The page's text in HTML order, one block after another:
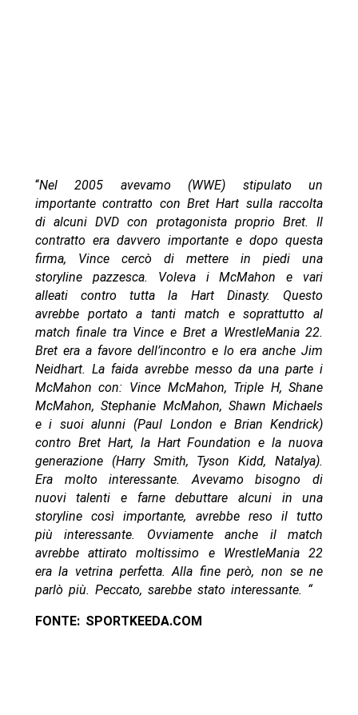
“Nel 2005 avevamo (WWE) stipulato un
importante contratto con Bret Hart sulla raccolta
di alcuni DVD con protagonista proprio Bret. Il
contratto era davvero importante e dopo questa
firma, Vince cercò di mettere in piedi una
storyline pazzesca. Voleva i McMahon e vari
alleati contro tutta la Hart Dinasty. Questo
avrebbe portato a tanti match e soprattutto al
match finale tra Vince e Bret a WrestleMania 22.
Bret era a favore dell’incontro e lo era anche Jim
Neidhart. La faida avrebbe messo da una parte i
McMahon con: Vince McMahon, Triple H, Shane
McMahon, Stephanie McMahon, Shawn Michaels
e i suoi alunni (Paul London e Brian Kendrick)
contro Bret Hart, la Hart Foundation e la nuova
generazione (Harry Smith, Tyson Kidd, Natalya).
Era molto interessante. Avevamo bisogno di
nuovi talenti e farne debuttare alcuni in una
storyline così importante, avrebbe reso il tutto
più interessante. Ovviamente anche il match
avrebbe attirato moltissimo e WrestleMania 22
era la vetrina perfetta. Alla fine però, non se ne
parlò più. Peccato, sarebbe stato interessante. “
FONTE: SPORTKEEDA.COM